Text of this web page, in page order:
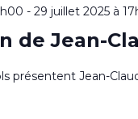
- 29 juillet 2025 à
de Jean-
présentent Jean-